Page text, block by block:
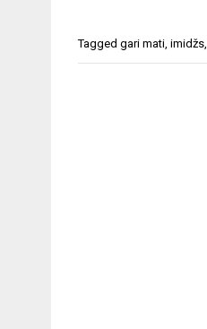
Tagged gari mati, imidžs,